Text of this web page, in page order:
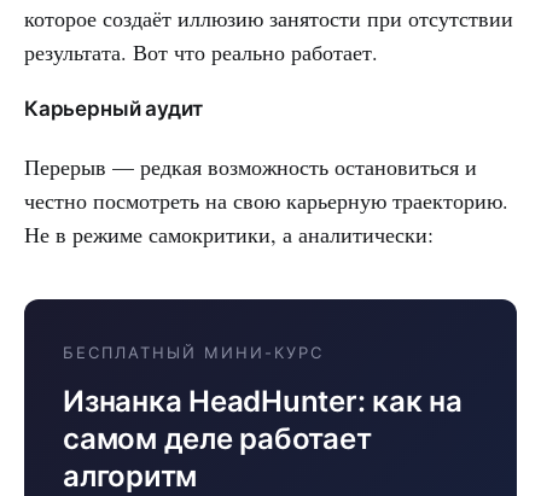
которое создаёт иллюзию занятости при отсутствии
результата. Вот что реально работает.
Карьерный аудит
Перерыв — редкая возможность остановиться и
честно посмотреть на свою карьерную траекторию.
Не в режиме самокритики, а аналитически:
БЕСПЛАТНЫЙ МИНИ-КУРС
Изнанка HeadHunter: как на
самом деле работает
алгоритм